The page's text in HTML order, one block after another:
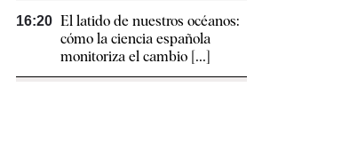
16:20 El latido de nuestros océanos:
cómo la ciencia española
monitoriza el cambio [...]